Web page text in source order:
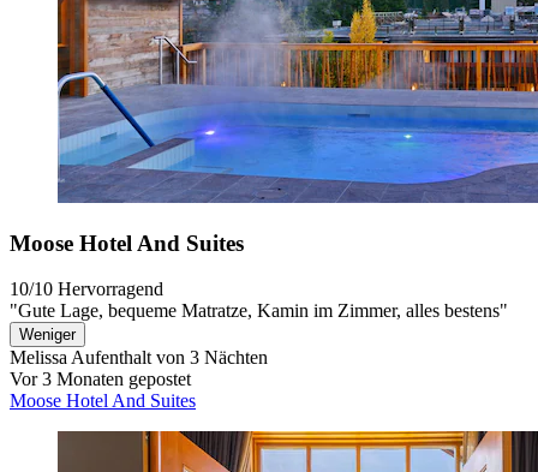
Moose Hotel And Suites
10/10 Hervorragend
"Gute Lage, bequeme Matratze, Kamin im Zimmer, alles bestens"
Weniger
Melissa Aufenthalt von 3 Nächten
Vor 3 Monaten gepostet
Moose Hotel And Suites